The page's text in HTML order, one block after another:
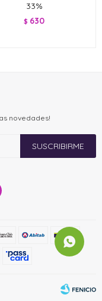
33%
$ 630
novedades!
SUSCRIBIRME